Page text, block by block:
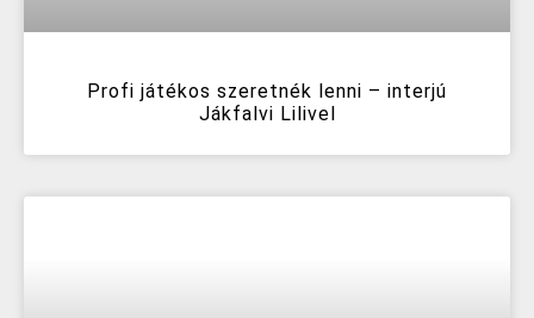
Profi játékos szeretnék lenni – interjú
Jákfalvi Lilivel